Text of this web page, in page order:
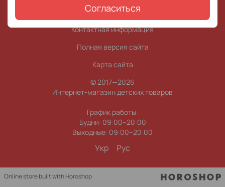
Согласиться
0 (800) 338 965 0 (63) 0 338 965
Контактная информация
Полная версия сайта
Карта сайта
© 2017—2026
Интернет-магазин детских товаров
График работы:
Будни: 09:00–20:00
Выходные: 09:00–20:00
Укр Рус
Online store built with Horoshop